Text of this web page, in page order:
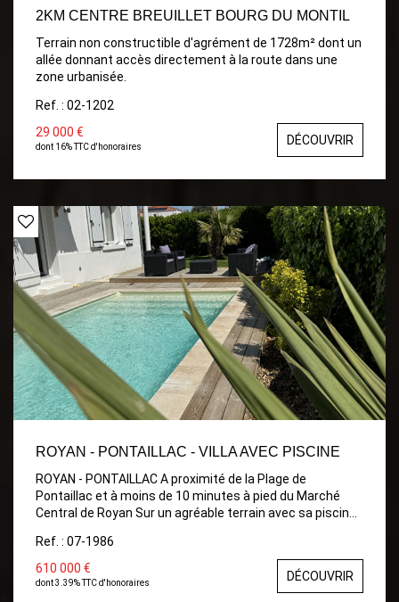
2KM CENTRE BREUILLET BOURG DU MONTIL
Terrain non constructible d'agrément de 1728m² dont un
allée donnant accès directement à la route dans une
zone urbanisée.
Ref. : 02-1202
29 000 €
dont 16% TTC d'honoraires DÉCOUVRIR
ROYAN - PONTAILLAC - VILLA AVEC PISCINE
ROYAN - PONTAILLAC A proximité de la Plage de
Pontaillac et à moins de 10 minutes à pied du Marché
Central de Royan Sur un agréable terrain avec sa piscine
nous offre : Entrée sur salon-séjour traversant et
lumineux avec cuisine ouverte aménagée et équipée,
donnant sur jardin, terrasse et Piscine. WC indépendant,
Ref. : 07-1986
610 000 €
dont 3.39% TTC d'honoraires DÉCOUVRIR